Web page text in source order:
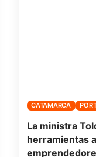
CATAMARCA
La ministra
herramientas a